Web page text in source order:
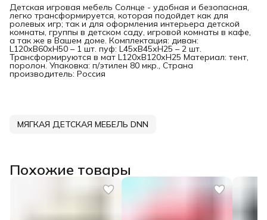
Детская игровая мебель Солнце - удобная и безопасная,
легко трансформируется, которая подойдет как для
ролевых игр; так и для оформления интерьера детской
комнаты, группы в детском саду, игровой комнаты в кафе,
а так же в Вашем доме. Комплектация: диван:
L120хB60хH50 – 1 шт. пуф: L45хB45хH25 – 2 шт.
Трансформируются в мат L120хB120хH25 Материал: тент,
поролон. Упаковка: п/этилен 80 мкр., Страна
производитель: Россия
МЯГКАЯ ДЕТСКАЯ МЕБЕЛЬ DNN
Похожие товары